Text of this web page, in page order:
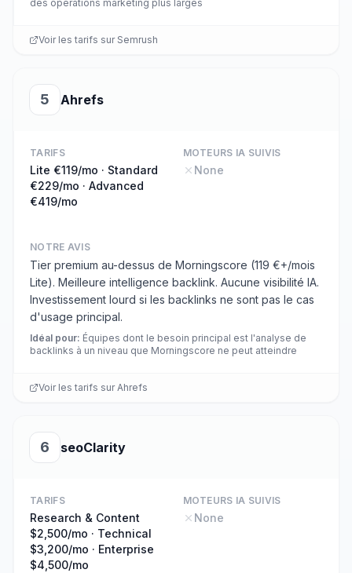
des opérations marketing plus larges
Voir les tarifs sur Semrush
5 Ahrefs
TARIFS
Lite €119/mo · Standard
€229/mo · Advanced
€419/mo
MOTEURS IA SUIVIS
None
NOTRE AVIS
Tier premium au-dessus de Morningscore (119 €+/mois
Lite). Meilleure intelligence backlink. Aucune visibilité IA.
Investissement lourd si les backlinks ne sont pas le cas
d'usage principal.
Idéal pour: Équipes dont le besoin principal est l'analyse de
backlinks à un niveau que Morningscore ne peut atteindre
Voir les tarifs sur Ahrefs
6 seoClarity
TARIFS
Research & Content
$2,500/mo · Technical
$3,200/mo · Enterprise
$4,500/mo
MOTEURS IA SUIVIS
None